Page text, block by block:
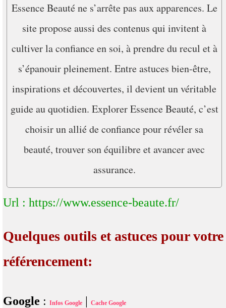
Essence Beauté ne s’arrête pas aux apparences. Le
site propose aussi des contenus qui invitent à
cultiver la confiance en soi, à prendre du recul et à
s’épanouir pleinement. Entre astuces bien-être,
inspirations et découvertes, il devient un véritable
guide au quotidien. Explorer Essence Beauté, c’est
choisir un allié de confiance pour révéler sa
beauté, trouver son équilibre et avancer avec
assurance.
Url : https://www.essence-beaute.fr/
Quelques outils et astuces pour votre
référencement:
Google : Infos Google | Cache Google